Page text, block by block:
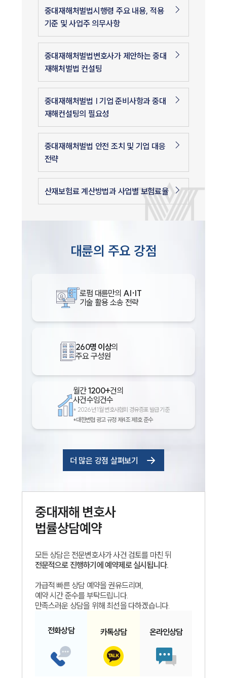
중대재해처벌법시행령 주요 내용, 적용
기준 및 사업주 의무사항
중대재해처벌법변호사가 제안하는 중대
재해처벌법 컨설팅
중대재해처벌법 | 기업 준비사항과 중대
재해컨설팅의 필요성
중대재해처벌법 안전 조치 및 기업 대응
전략
산재보험료 계산방법과 사업별 보험료율
대륜의 주요 강점
로펌 대륜만의 AI·IT
기술 활용 소송 전략
260명 이상의
주요 구성원
월간1200+건의
사건수임건수
* 2026년 1월 변호사협회 경유증표 발급 기준
*대한변협 광고 규정 제4조 제1호 준수
더 많은 강점 살펴보기
중대재해 변호사
법률상담예약
모든 상담은 전문변호사가 사건 검토를 마친 뒤
전문적으로 진행하기에 예약제로 실시됩니다.
가급적 빠른 상담 예약을 권유드리며,
예약 시간 준수를 부탁드립니다.
만족스러운 상담을 위해 최선을 다하겠습니다.
전화상담 카톡상담 온라인상담